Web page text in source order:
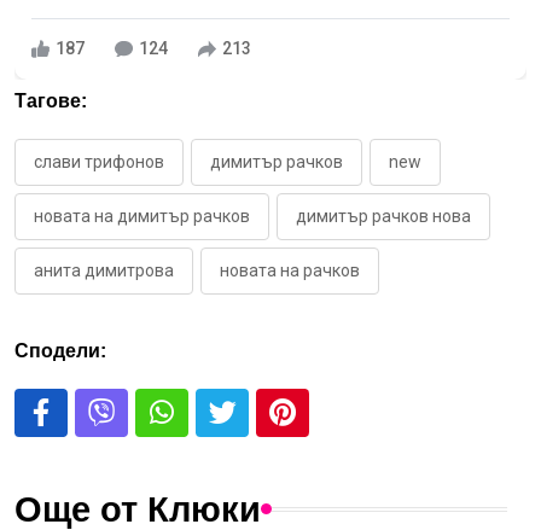
187 124 213
Тагове:
слави трифонов димитър рачков new
новата на димитър рачков димитър рачков нова
анита димитрова новата на рачков
Сподели:
Още от Клюки